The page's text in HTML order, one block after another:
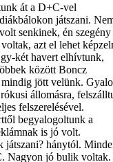
át a D+C-vel
játszani.
senkinek, én szegény
azt el lehet
két havert elhívtunk,
között Boncz
mindig jött velünk.
állomásra,
felszerelésével.
begyalogoltunk a
is jó volt.
játszani? hánytól.
Nagyon jó bulik voltak.